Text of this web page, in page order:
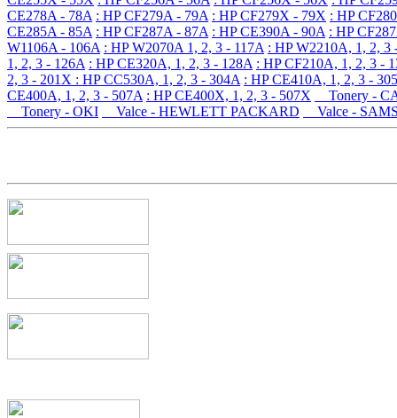
CE278A - 78A : HP CF279A - 79A : HP CF279X - 79X : HP
CE285A - 85A : HP CF287A - 87A : HP CE390A - 90A : HP
W1106A - 106A : HP W2070A 1, 2, 3 - 117A : HP W2210A, 1, 2, 3
1, 2, 3 - 126A : HP CE320A, 1, 2, 3 - 128A : HP CF210A, 1, 2, 3 -
2, 3 - 201X : HP CC530A, 1, 2, 3 - 304A : HP CE410A, 1, 2, 3 -
CE400A, 1, 2, 3 - 507A : HP CE400X, 1, 2, 3 - 507X
Tonery -
Tonery - OKI
Valce - HEWLETT PACKARD Valce -